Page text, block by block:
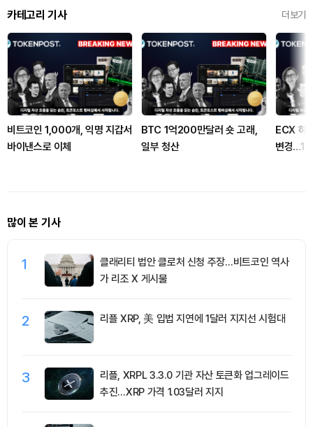
카테고리 기사 더보기
비트코인 1,000개, 익명 지갑서
바이낸스로 이체
BTC 1억200만달러 숏 고래,
일부 청산
ECX 하
변경…10
많이 본 기사
1
클래리티 법안 클로처 신청 주장…비트코인 역사
가 리조 X 게시물
2 리플 XRP, 美 입법 지연에 1달러 지지선 시험대
3
리플, XRPL 3.3.0 기관 자산 토큰화 업그레이드
추진…XRP 가격 1.03달러 지지